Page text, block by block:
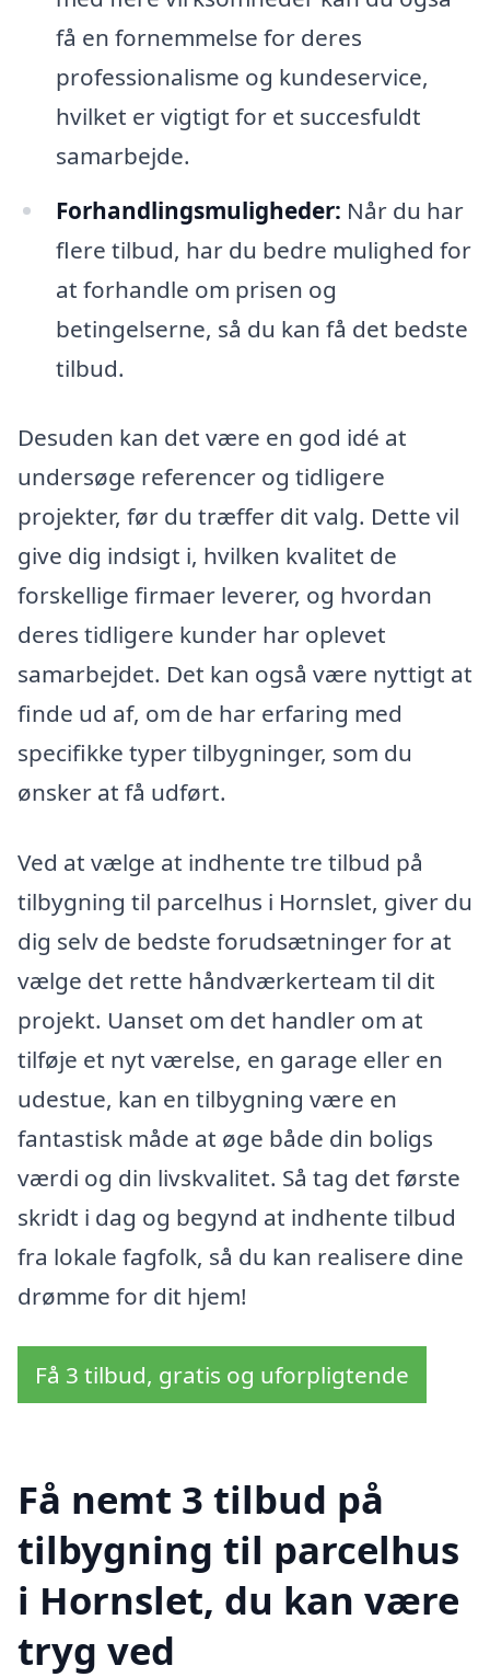
få en fornemmelse for deres
professionalisme og kundeservice,
hvilket er vigtigt for et succesfuldt
samarbejde.
Forhandlingsmuligheder: Når du har
flere tilbud, har du bedre mulighed for
at forhandle om prisen og
betingelserne, så du kan få det bedste
tilbud.
Desuden kan det være en god idé at
undersøge referencer og tidligere
projekter, før du træffer dit valg. Dette vil
give dig indsigt i, hvilken kvalitet de
forskellige firmaer leverer, og hvordan
deres tidligere kunder har oplevet
samarbejdet. Det kan også være nyttigt at
finde ud af, om de har erfaring med
specifikke typer tilbygninger, som du
ønsker at få udført.
Ved at vælge at indhente tre tilbud på
tilbygning til parcelhus i Hornslet, giver du
dig selv de bedste forudsætninger for at
vælge det rette håndværkerteam til dit
projekt. Uanset om det handler om at
tilføje et nyt værelse, en garage eller en
udestue, kan en tilbygning være en
fantastisk måde at øge både din boligs
værdi og din livskvalitet. Så tag det første
skridt i dag og begynd at indhente tilbud
fra lokale fagfolk, så du kan realisere dine
drømme for dit hjem!
Få 3 tilbud, gratis og uforpligtende
Få nemt 3 tilbud på
tilbygning til parcelhus
i Hornslet, du kan være
tryg ved